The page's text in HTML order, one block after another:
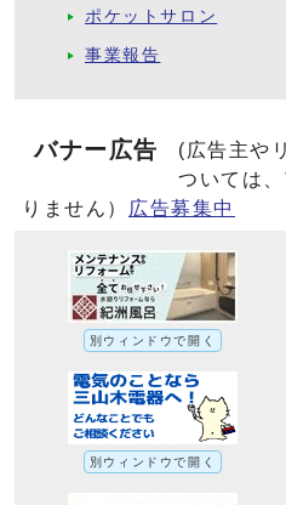
ポケットサロン
事業報告
バナー広告
(広告主や
ついては
りません）
広告募集中
別ウィンドウで開く
別ウィンドウで開く